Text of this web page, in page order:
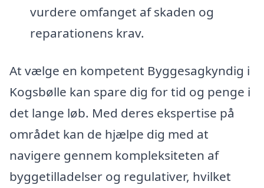
vurdere omfanget af skaden og
reparationens krav.
At vælge en kompetent Byggesagkyndig i
Kogsbølle kan spare dig for tid og penge i
det lange løb. Med deres ekspertise på
området kan de hjælpe dig med at
navigere gennem kompleksiteten af
byggetilladelser og regulativer, hvilket